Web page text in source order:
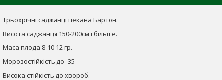
Трьохрічні саджанці пекана Бартон.
Висота саджанця 150-200см і більше.
Маса плода 8-10-12 гр.
Морозостійкість до -35
Висока стійкість до хвороб.